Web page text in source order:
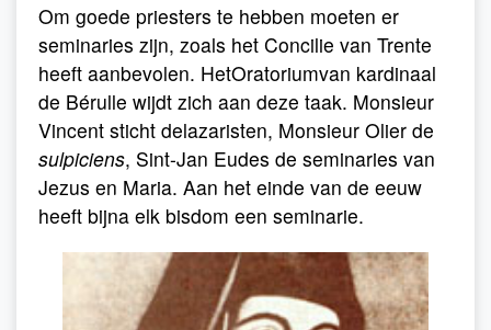
Om goede priesters te hebben moeten er
seminaries zijn, zoals het Concilie van Trente
heeft aanbevolen. HetOratoriumvan kardinaal
de Bérulle wijdt zich aan deze taak. Monsieur
Vincent sticht delazaristen, Monsieur Olier de
sulpiciens, Sint-Jan Eudes de seminaries van
Jezus en Maria. Aan het einde van de eeuw
heeft bijna elk bisdom een seminarie.